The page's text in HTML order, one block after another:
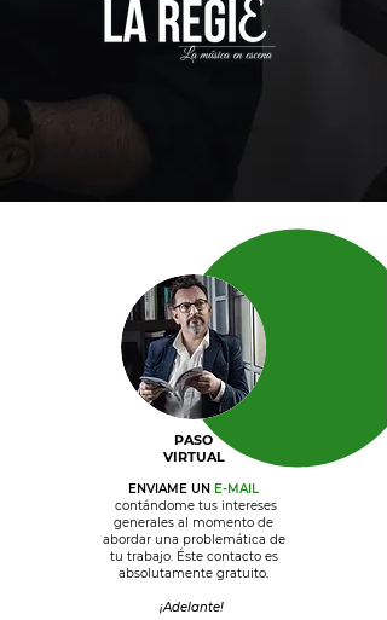
PASO
VIRTUAL
ENVIAME UN E-MAIL
contándome tus intereses
generales al momento de
abordar una problemática de
tu trabajo. Éste contacto es
absolutamente gratuito.
¡Adelante!